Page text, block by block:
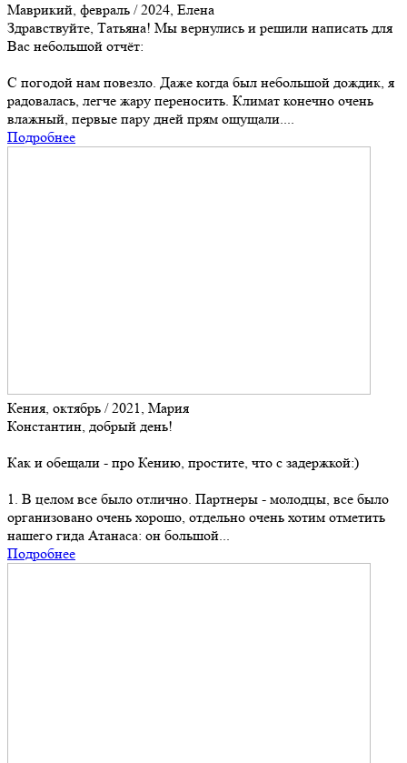
Маврикий, февраль / 2024, Елена
Здравствуйте, Татьяна! Мы вернулись и решили написать для
Вас небольшой отчёт:
С погодой нам повезло. Даже когда был небольшой дождик, я
радовалась, легче жару переносить. Климат конечно очень
влажный, первые пару дней прям ощущали....
Подробнее
Кения, октябрь / 2021, Мария
Константин, добрый день!
Как и обещали - про Кению, простите, что с задержкой:)
1. В целом все было отлично. Партнеры - молодцы, все было
организовано очень хорошо, отдельно очень хотим отметить
нашего гида Атанаса: он большой...
Подробнее